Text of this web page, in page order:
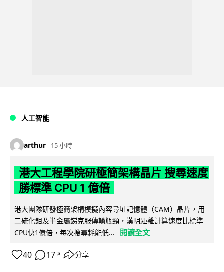
人工智能
arthur 15 小時
港大工程學院研極簡架構晶片 搜尋速度
勝標準 CPU 1 億倍
港大團隊研發極簡架構模擬內容尋址記憶體（CAM）晶片，用
二硫化鉬及半金屬銻克服傳輸瓶頸，漢明距離計算速度比標準
CPU快1億倍，每次搜尋耗能低...
閱讀全文
40 17 ↗ 分享